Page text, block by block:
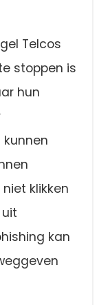
Telcos
stoppen is
hun
klikken
kan